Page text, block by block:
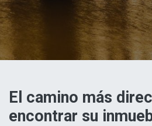
El camino más
encontrar su